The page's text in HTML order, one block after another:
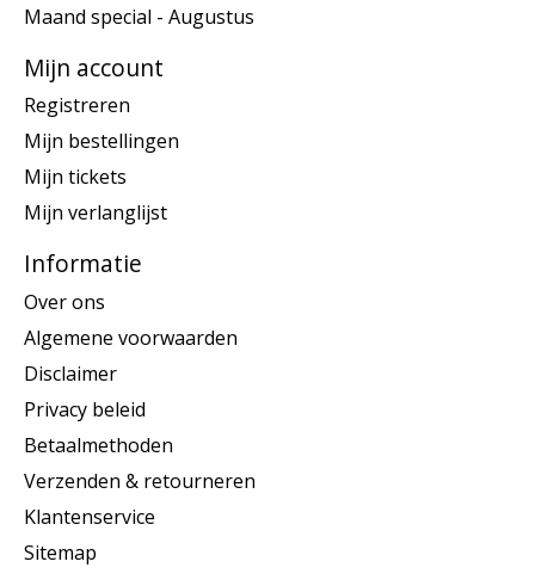
Maand special - Augustus
Mijn account
Registreren
Mijn bestellingen
Mijn tickets
Mijn verlanglijst
Informatie
Over ons
Algemene voorwaarden
Disclaimer
Privacy beleid
Betaalmethoden
Verzenden & retourneren
Klantenservice
Sitemap